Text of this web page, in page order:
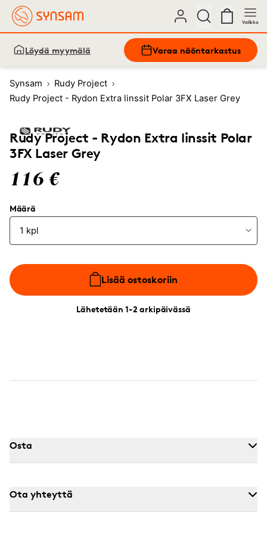
Valikko
Löydä myymälä Varaa näöntarkastus
Synsam
Rudy Project
Rudy Project - Rydon Extra linssit Polar 3FX Laser Grey
Rudy Project - Rydon Extra linssit Polar
3FX Laser Grey
116 €
Määrä
Lisää ostoskoriin
Lähetetään 1-2 arkipäivässä
Osta
Ota yhteyttä